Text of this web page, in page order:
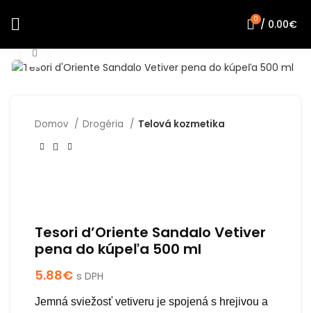
0 / 0.00€
Domov Drogéria Telová kozmetika
Tesori d’Oriente Sandalo Vetiver
pena do kúpeľa 500 ml
5.88€ s DPH
Jemná sviežosť vetiveru je spojená s hrejivou a